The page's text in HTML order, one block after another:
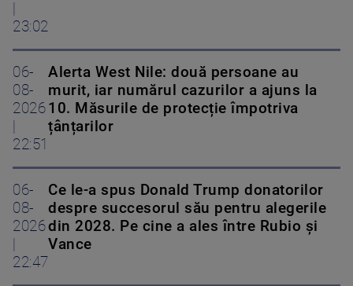
23:02
06-
08-
2026
22:51
Alerta West Nile: două persoane au
murit, iar numărul cazurilor a ajuns la
10. Măsurile de protecție împotriva
țânțarilor
06-
08-
2026
22:47
Ce le-a spus Donald Trump donatorilor
despre succesorul său pentru alegerile
din 2028. Pe cine a ales între Rubio și
Vance